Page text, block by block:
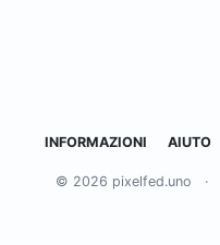
INFORMAZIONI AIUTO
© 2026 pixelfed.uno ·